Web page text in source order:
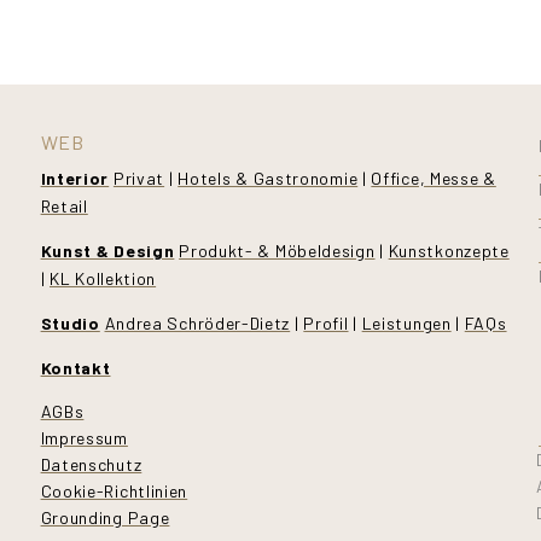
WEB
Interior Privat | Hotels & Gastronomie | Office, Messe &
Retail
Kunst & Design Produkt- & Möbeldesign | Kunstkonzepte
| KL Kollektion
Studio Andrea Schröder-Dietz | Profil | Leistungen | FAQs
Kontakt
AGBs
Impressum
Datenschutz
Cookie-Richtlinien
Grounding Page